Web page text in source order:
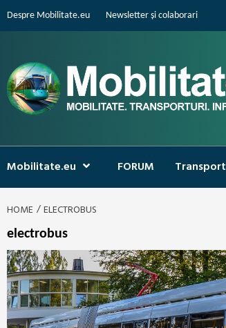
Despre Mobilitate.eu Newsletter și colaborari
Mobilitate.eu FORUM Transport
HOME ELECTROBUS
electrobus